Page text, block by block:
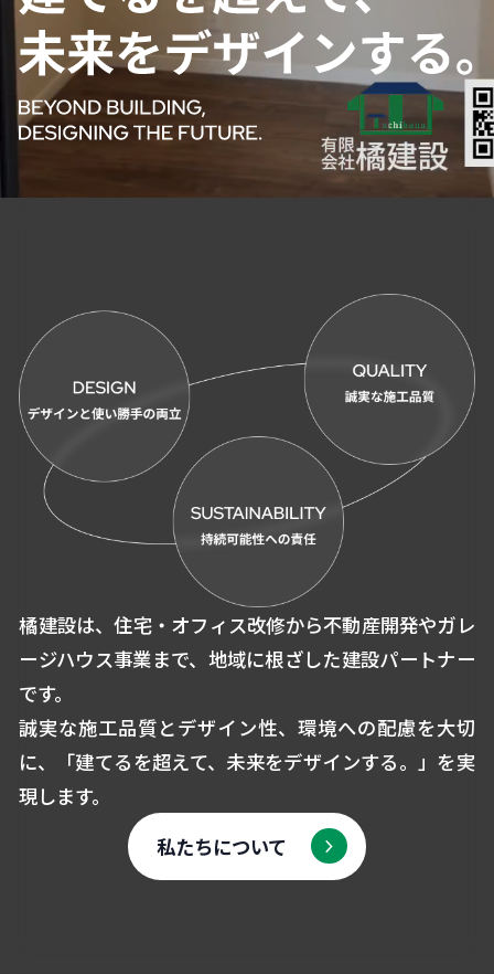
橘建設は、住宅・オフィス改修から不動産開発やガレ
ージハウス事業まで、 地域に根ざした建設パートナー
です。
誠実な施工品質とデザイン性、環境への配慮を大切
に、
「建てるを超えて、未来をデザインする。」を実
現します。
私たちについて